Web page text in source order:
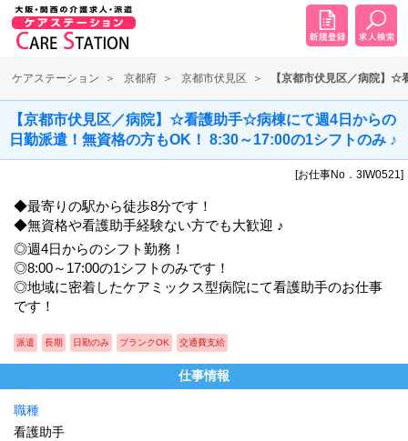
ケアステーション 京都府 京都市伏見区 【京都市伏見区／病院】
【京都市伏見区／病院】☆看護助手☆病棟にて週4日からの
日勤派遣！無資格の方もOK！ 8:30～17:00の1シフトのみ ♪
[お仕事No．3IW0521]
◆最寄りの駅から徒歩8分です！
◆無資格や看護助手経験ない方でも大歓迎 ♪
◎週4日からのシフト勤務！
◎8:00～17:00の1シフトのみです！
◎地域に密着したケアミックス型病院にて看護助手のお仕事
です！
派遣 長期 日勤のみ ブランクOK 交通費支給
仕事情報
職種
看護助手